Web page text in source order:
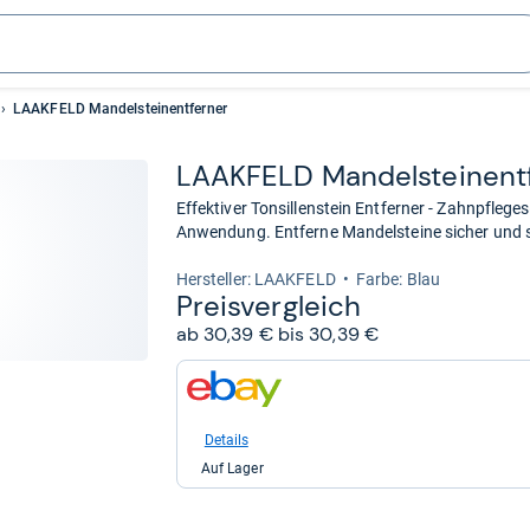
LAAKFELD Mandelsteinentferner
LAAK­FELD
Effektiver Tonsillenstein Entferner -
Anwendung. Entferne Mandelsteine sicher
Her­stel­ler: LAAKFELD Farbe: Blau
Preis­ver­gleich
ab 30,39 € bis 30,39 €
zum
Shop:
eBay
30,39
kaufen.
Details
Auf Lager